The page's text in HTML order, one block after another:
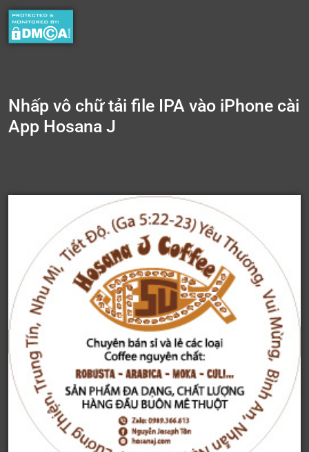
Nhấp vô chữ tải file IPA vào iPhone cài
App Hosana J